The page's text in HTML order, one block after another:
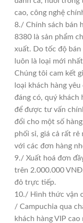
cao, công nghệ
8./ Chính sách bán
8380 là sản phẩm
xuất. Do tốc độ bán
luôn là loại mới
Chúng tôi cam kết
loại khách hàng
đáng có, quý khách
để được tư vấn
đổi cho một số
phối sỉ, giá cả rất
với các đơn hàng
9./ Xuất hoá đơn
trên 2.000.000
đỏ trực tiếp.
10./ Hình thức vận
/ Campuchia qua
khách hàng VIP